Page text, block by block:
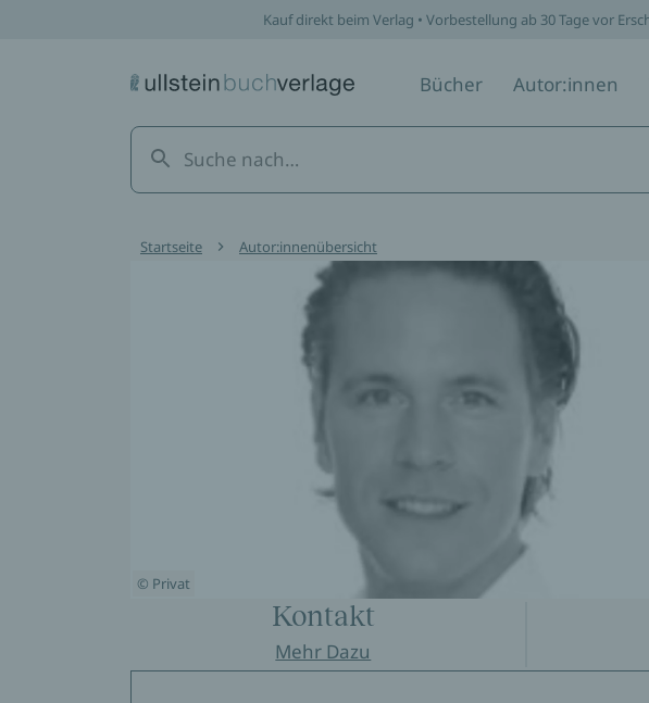
Kauf direkt beim Verlag • Vorbestellung ab 30 Tage vor
Bücher Autor:innen
Startseite Autor:innenübersicht
© Privat
Kontakt
Mehr Dazu